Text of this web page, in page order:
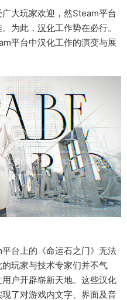
广大玩家欢迎，然Steam平台
为此， 汉化工作势在必行。
平台中汉化工作的演变与展
台上的《命运石之门》无法
玩家与技术专家们并不气
户开辟崭新天地。这些汉化
了对游戏内文字、界面及音